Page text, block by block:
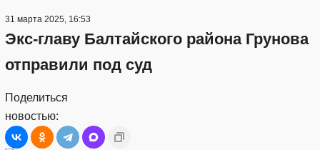
31 марта 2025, 16:53
Экс-главу Балтайского района Грунова
отправили под суд
Поделиться
новостью: